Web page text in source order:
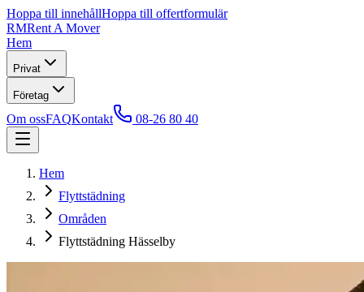
Hoppa till innehållHoppa till offertformulär
RMRent A Mover
Hem
Privat
Företag
Om ossFAQKontakt 08-26 80 40
Hem
Flyttstädning
Områden
Flyttstädning Hässelby